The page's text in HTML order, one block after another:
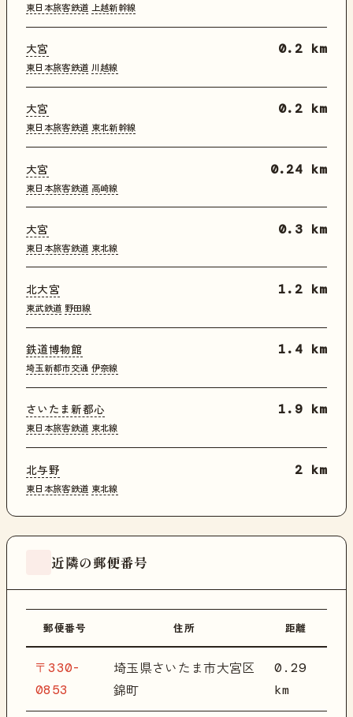
東日本旅客鉄道 上越新幹線
大宮
東日本旅客鉄道 川越線
0.2 km
大宮
東日本旅客鉄道 東北新幹線
0.2 km
大宮
東日本旅客鉄道 高崎線
0.24 km
大宮
東日本旅客鉄道 東北線
0.3 km
北大宮
東武鉄道 野田線
1.2 km
鉄道博物館
埼玉新都市交通 伊奈線
1.4 km
さいたま新都心
東日本旅客鉄道 東北線
1.9 km
北与野
東日本旅客鉄道 東北線
2 km
近隣の郵便番号
郵便番号 住所 距離
〒330-
0853
埼玉県さいたま市大宮区
錦町
0.29
km